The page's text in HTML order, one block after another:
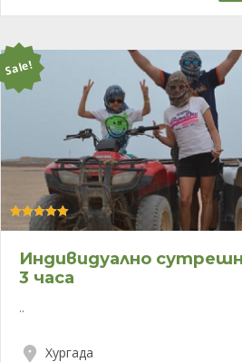
$28.$13.
Sale!
Оценено с
Индивидуално
3 часа
..
Хургада